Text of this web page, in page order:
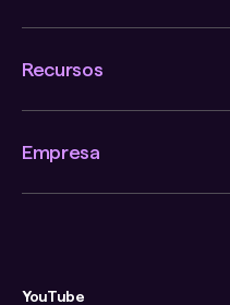
Recursos
Empresa
YouTube